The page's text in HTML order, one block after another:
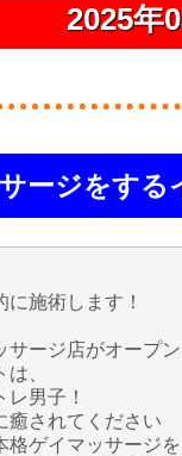
2025年
ージをする
施術します！
サージ店がオープン
、
男子！
癒されてください
ゲイマッサージを